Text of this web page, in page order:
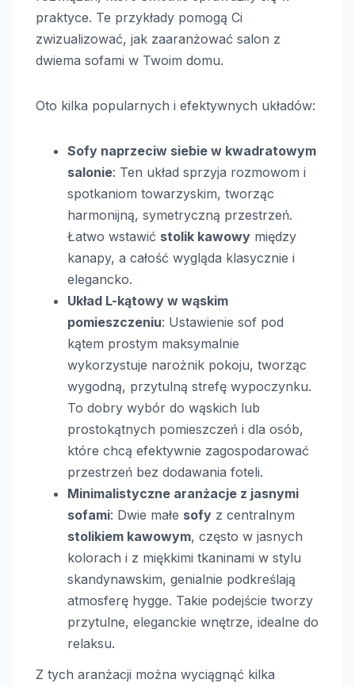
praktyce. Te przykłady pomogą Ci
zwizualizować, jak zaaranżować salon z
dwiema sofami w Twoim domu.
Oto kilka popularnych i efektywnych układów:
Sofy naprzeciw siebie w kwadratowym
salonie: Ten układ sprzyja rozmowom i
spotkaniom towarzyskim, tworząc
harmonijną, symetryczną przestrzeń.
Łatwo wstawić stolik kawowy między
kanapy, a całość wygląda klasycznie i
elegancko.
Układ L-kątowy w wąskim
pomieszczeniu: Ustawienie sof pod
kątem prostym maksymalnie
wykorzystuje narożnik pokoju, tworząc
wygodną, przytulną strefę wypoczynku.
To dobry wybór do wąskich lub
prostokątnych pomieszczeń i dla osób,
które chcą efektywnie zagospodarować
przestrzeń bez dodawania foteli.
Minimalistyczne aranżacje z jasnymi
sofami: Dwie małe sofy z centralnym
stolikiem kawowym, często w jasnych
kolorach i z miękkimi tkaninami w stylu
skandynawskim, genialnie podkreślają
atmosferę hygge. Takie podejście tworzy
przytulne, eleganckie wnętrze, idealne do
relaksu.
Z tych aranżacji można wyciągnąć kilka